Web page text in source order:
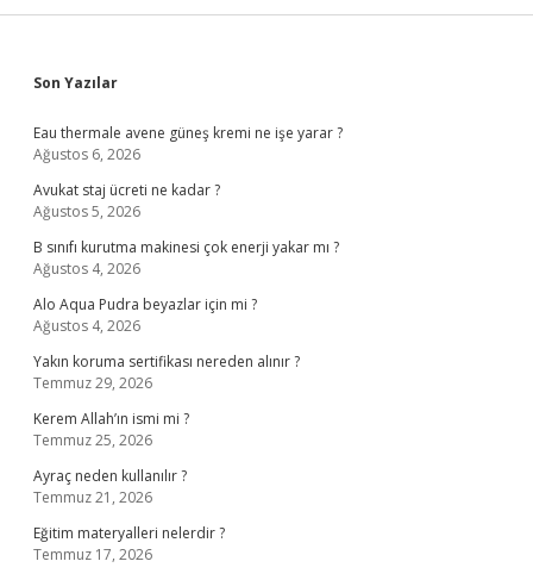
Sidebar
Son Yazılar
Eau thermale avene güneş kremi ne işe yarar ?
Ağustos 6, 2026
Avukat staj ücreti ne kadar ?
Ağustos 5, 2026
B sınıfı kurutma makinesi çok enerji yakar mı ?
Ağustos 4, 2026
Alo Aqua Pudra beyazlar için mi ?
Ağustos 4, 2026
Yakın koruma sertifikası nereden alınır ?
Temmuz 29, 2026
Kerem Allah’ın ismi mi ?
Temmuz 25, 2026
Ayraç neden kullanılır ?
Temmuz 21, 2026
Eğitim materyalleri nelerdir ?
Temmuz 17, 2026